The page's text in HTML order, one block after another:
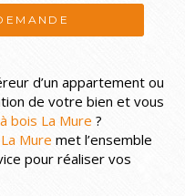
d’un appartement ou
de votre bien et vous
bois La Mure ?
Mure met l’ensemble
pour réaliser vos